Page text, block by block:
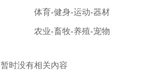
体育-健身-运动-器材
农业-畜牧-养殖-宠物
暂时没有相关內容